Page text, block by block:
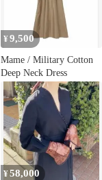
¥ 9,500
Mame / Military Cotton
Deep Neck Dress
¥58,000